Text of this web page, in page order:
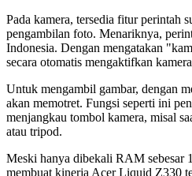
Pada kamera, tersedia fitur perintah
pengambilan foto. Menariknya,
Indonesia. Dengan mengatakan
secara otomatis mengaktifkan
Untuk mengambil gambar, dengan
akan memotret. Fungsi seperti ini
menjangkau tombol kamera, misal
atau tripod.
Meski hanya dibekali RAM
membuat kinerja Acer Liquid Z330